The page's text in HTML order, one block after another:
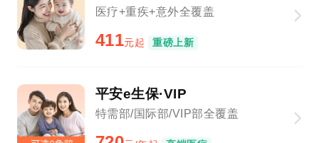
医疗+重疾+意外全覆盖
411元起 重磅上新
平安e生保·VIP
特需部/国际部/VIP部全覆盖